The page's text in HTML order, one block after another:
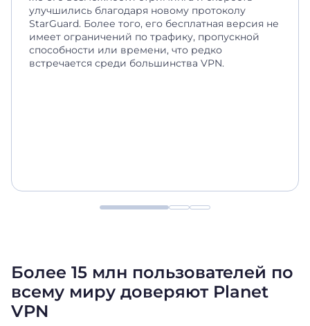
улучшились благодаря новому протоколу
StarGuard. Более того, его бесплатная версия не
имеет ограничений по трафику, пропускной
способности или времени, что редко
встречается среди большинства VPN.
Более 15 млн пользователей по
всему миру доверяют Planet
VPN